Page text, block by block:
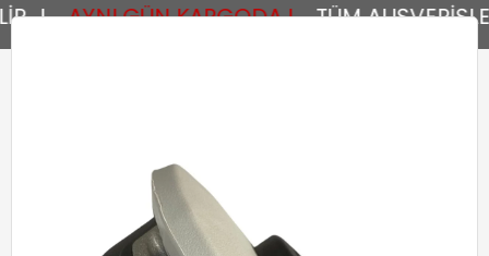
AYNI GÜN KARGODA ! TÜM